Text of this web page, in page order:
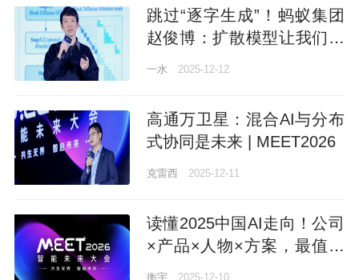
跳过“逐字生成”！蚂蚁集团
赵俊博：扩散模型让我们能
直接修改Token |
一水 2025-12-12
高通万卫星：混合AI与分布
式协同是未来 | MEET2026
克雷西 2025-12-11
读懂2025中国AI走向！公司
×产品×人物×方案，最值得
关注的都在这里了
衡宇 2025-12-10